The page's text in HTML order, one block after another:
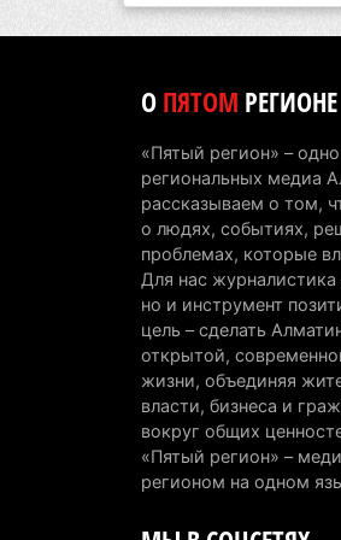
ОПЯТОМ РЕГИОНЕ
«Пятый регион» –
региональных медиа
рассказываем о том,
о людях, событиях,
проблемах, которые
Для нас журналистика
но и инструмент
цель – сделать
открытой,
жизни, объединяя
власти, бизнеса и
вокруг общих
«Пятый регион» –
регионом на одном